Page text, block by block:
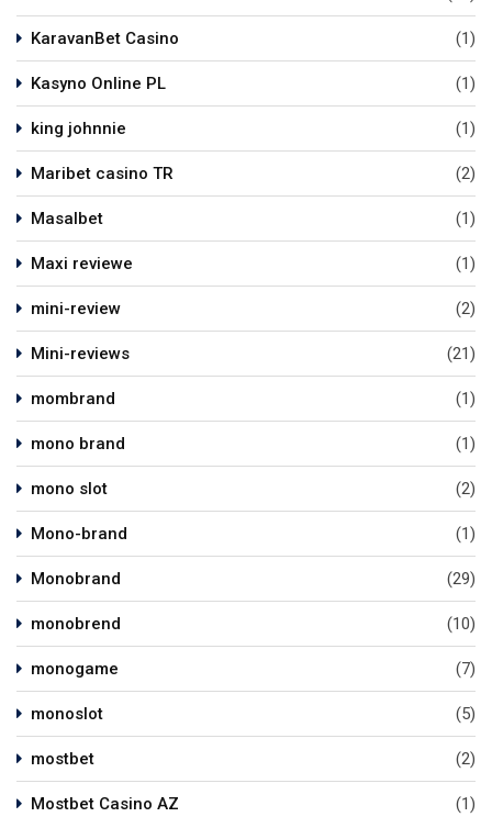
KaravanBet Casino (1)
Kasyno Online PL (1)
king johnnie (1)
Maribet casino TR (2)
Masalbet (1)
Maxi reviewe (1)
mini-review (2)
Mini-reviews (21)
mombrand (1)
mono brand (1)
mono slot (2)
Mono-brand (1)
Monobrand (29)
monobrend (10)
monogame (7)
monoslot (5)
mostbet (2)
Mostbet Casino AZ (1)